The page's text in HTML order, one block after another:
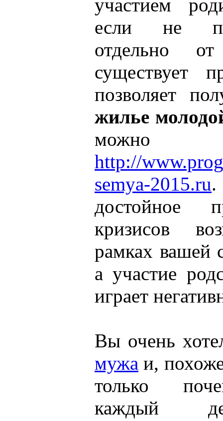
участием
если не
отдельно
существует
позволяет
жилье
можно
http://
semya-2015.ru.
достойное
кризисов
рамках вашей
а участие
играет
Вы очень
мужа и,
только
каждый